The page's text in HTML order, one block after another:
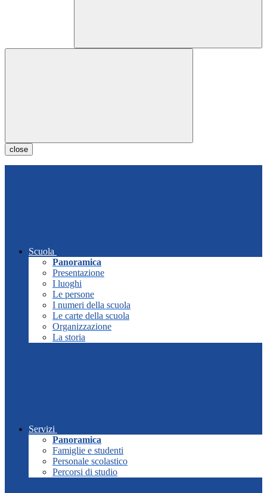
close
Scuola
Panoramica
Presentazione
I luoghi
Le persone
I numeri della scuola
Le carte della scuola
Organizzazione
La storia
Servizi
Panoramica
Famiglie e studenti
Personale scolastico
Percorsi di studio